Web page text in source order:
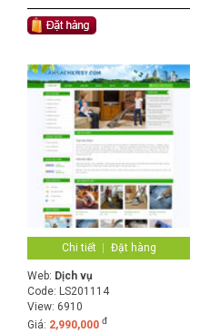
Chi tiết Đặt hàng
Web: Dịch vụ
Code: LS201114
View: 6910
Giá: 2,990,000 đ